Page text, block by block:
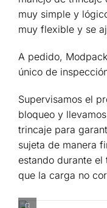
muy simple y
muy flexible y se
A pedido,
único de
Supervisamos el
bloqueo y
trincaje para
sujeta de manera
estando durante el
que la carga no